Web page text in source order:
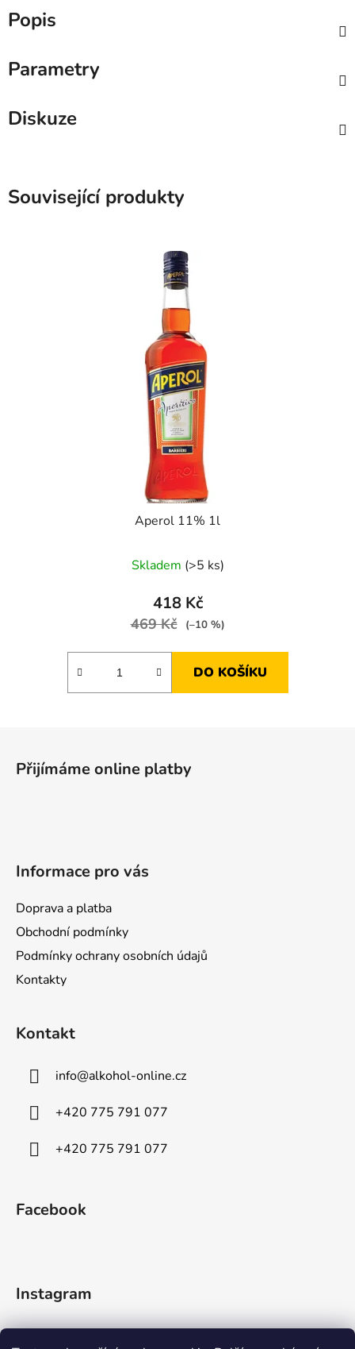
Popis
Parametry
Diskuze
Související produkty
Aperol 11% 1l
Skladem (>5 ks)
418 Kč
469 Kč (–10 %)
DO KOŠÍKU
Přijímáme online platby
Informace pro vás
Doprava a platba
Obchodní podmínky
Podmínky ochrany osobních údajů
Kontakty
Kontakt
info@alkohol-online.cz
+420 775 791 077
+420 775 791 077
Facebook
Instagram